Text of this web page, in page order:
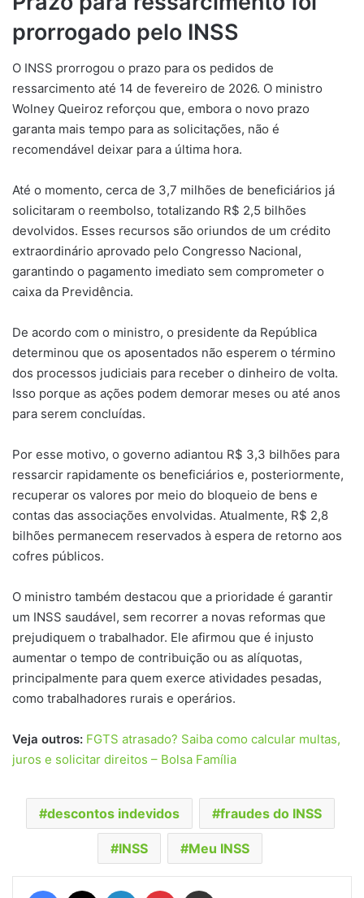
prorrogado pelo INSS
O INSS prorrogou o prazo para os pedidos de
ressarcimento até 14 de fevereiro de 2026. O ministro
Wolney Queiroz reforçou que, embora o novo prazo
garanta mais tempo para as solicitações, não é
recomendável deixar para a última hora.
Até o momento, cerca de 3,7 milhões de beneficiários já
solicitaram o reembolso, totalizando R$ 2,5 bilhões
devolvidos. Esses recursos são oriundos de um crédito
extraordinário aprovado pelo Congresso Nacional,
garantindo o pagamento imediato sem comprometer o
caixa da Previdência.
De acordo com o ministro, o presidente da República
determinou que os aposentados não esperem o término
dos processos judiciais para receber o dinheiro de volta.
Isso porque as ações podem demorar meses ou até anos
para serem concluídas.
Por esse motivo, o governo adiantou R$ 3,3 bilhões para
ressarcir rapidamente os beneficiários e, posteriormente,
recuperar os valores por meio do bloqueio de bens e
contas das associações envolvidas. Atualmente, R$ 2,8
bilhões permanecem reservados à espera de retorno aos
cofres públicos.
O ministro também destacou que a prioridade é garantir
um INSS saudável, sem recorrer a novas reformas que
prejudiquem o trabalhador. Ele afirmou que é injusto
aumentar o tempo de contribuição ou as alíquotas,
principalmente para quem exerce atividades pesadas,
como trabalhadores rurais e operários.
Veja outros: FGTS atrasado? Saiba como calcular multas,
juros e solicitar direitos – Bolsa Família
descontos indevidos fraudes do INSS
INSS Meu INSS
Facebook Linkedin Pinterest